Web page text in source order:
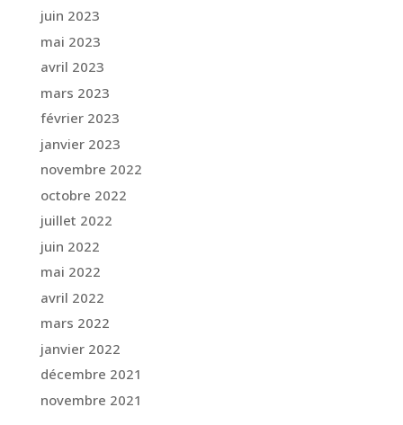
juin 2023
mai 2023
avril 2023
mars 2023
février 2023
janvier 2023
novembre 2022
octobre 2022
juillet 2022
juin 2022
mai 2022
avril 2022
mars 2022
janvier 2022
décembre 2021
novembre 2021